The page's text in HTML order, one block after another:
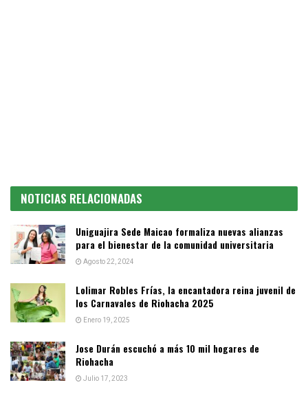
NOTICIAS RELACIONADAS
Uniguajira Sede Maicao formaliza nuevas alianzas
para el bienestar de la comunidad universitaria
Agosto 22, 2024
Lolimar Robles Frías, la encantadora reina juvenil de
los Carnavales de Riohacha 2025
Enero 19, 2025
Jose Durán escuchó a más 10 mil hogares de
Riohacha
Julio 17, 2023